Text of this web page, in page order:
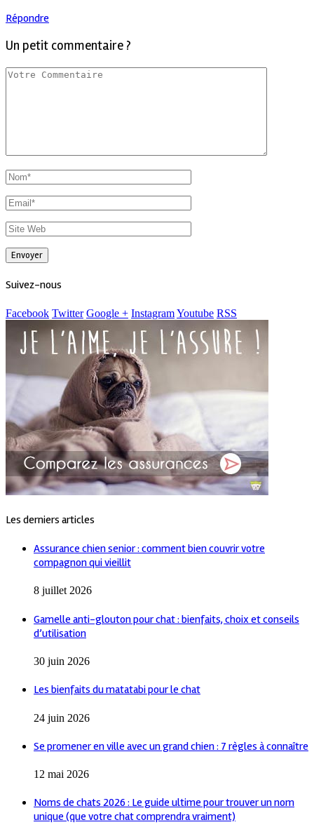
Répondre
Un petit commentaire ?
Suivez-nous
Facebook Twitter Google + InstagramYoutube RSS
Les derniers articles
Assurance chien senior : comment bien couvrir votre
compagnon qui vieillit
8 juillet 2026
Gamelle anti-glouton pour chat : bienfaits, choix et conseils
d’utilisation
30 juin 2026
Les bienfaits du matatabi pour le chat
24 juin 2026
Se promener en ville avec un grand chien : 7 règles à connaître
12 mai 2026
Noms de chats 2026 : Le guide ultime pour trouver un nom
unique (que votre chat comprendra vraiment)